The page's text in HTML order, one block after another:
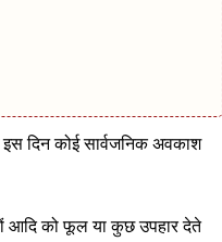
इस दिन कोई सार्वजनिक अवकाश
आदि को फूल या कुछ उपहार देते